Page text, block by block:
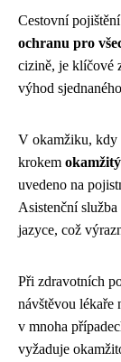
Cestovní
ochranu pro
cizině, je klíčové
výhod
V okamžiku, kdy
krokem
uvedeno na
Asistenční
jazyce, což
Při zdravotních
návštěvou lékaře
v mnoha
vyžaduje